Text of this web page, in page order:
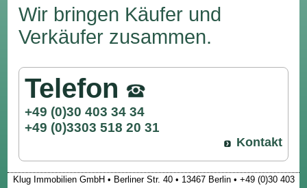
Wir bringen Käufer und
Verkäufer zusammen.
Telefon
+49 (0)30 403 34 34
+49 (0)3303 518 20 31
Kontakt
Klug Immobilien GmbH • Berliner Str. 40 • 13467 Berlin • +49 (0)30 403